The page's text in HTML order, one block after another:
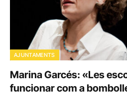
AJUNTAMENTS
Marina Garcés: «Les
funcionar com a